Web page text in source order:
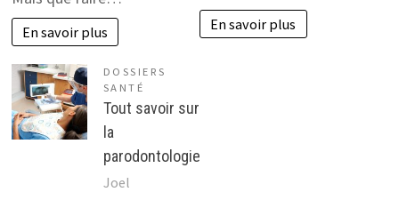
En savoir plus En savoir plus
DOSSIERS
SANTÉ
Tout savoir sur
la
parodontologie
Joel